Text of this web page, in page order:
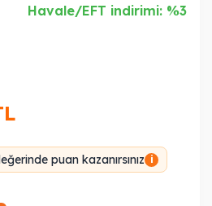
Havale/EFT indirimi: %3
puan kazanırsınız i